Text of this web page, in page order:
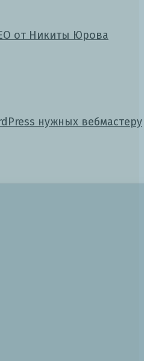
от Никиты Юрова
нужных вебмастеру